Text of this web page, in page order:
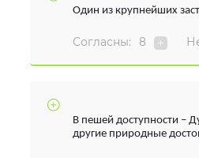
Один из крупнейших
Согласны: 8
В пешей доступности –
другие природные